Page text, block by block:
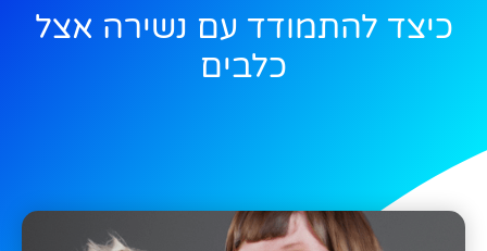
כיצד להתמודד עם נשירה אצל
כלבים